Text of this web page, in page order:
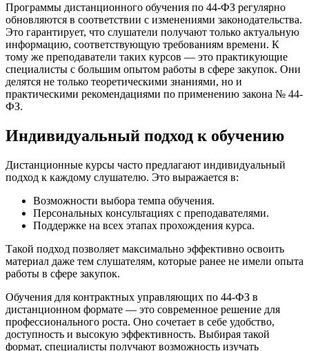
Программы дистанционного обучения по 44-ФЗ регулярно
обновляются в соответствии с изменениями законодательства.
Это гарантирует, что слушатели получают только актуальную
информацию, соответствующую требованиям времени. К
тому же преподаватели таких курсов — это практикующие
специалисты с большим опытом работы в сфере закупок. Они
делятся не только теоретическими знаниями, но и
практическими рекомендациями по применению закона № 44-
ФЗ.
Индивидуальный подход к обучению
Дистанционные курсы часто предлагают индивидуальный
подход к каждому слушателю. Это выражается в:
Возможности выбора темпа обучения.
Персональных консультациях с преподавателями.
Поддержке на всех этапах прохождения курса.
Такой подход позволяет максимально эффективно освоить
материал даже тем слушателям, которые ранее не имели опыта
работы в сфере закупок.
Обучения для контрактных управляющих по 44-ФЗ в
дистанционном формате — это современное решение для
профессионального роста. Оно сочетает в себе удобство,
доступность и высокую эффективность. Выбирая такой
формат, специалисты получают возможность изучать